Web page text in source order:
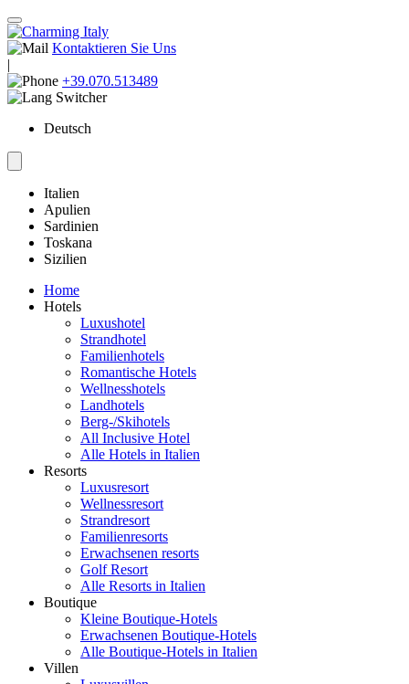
Kontaktieren Sie Uns
|
+39.070.513489
Deutsch
Italien
Apulien
Sardinien
Toskana
Sizilien
Home
Hotels
Luxushotel
Strandhotel
Familienhotels
Romantische Hotels
Wellnesshotels
Landhotels
Berg-/Skihotels
All Inclusive Hotel
Alle Hotels in Italien
Resorts
Luxusresort
Wellnessresort
Strandresort
Familienresorts
Erwachsenen resorts
Golf Resort
Alle Resorts in Italien
Boutique
Kleine Boutique-Hotels
Erwachsenen Boutique-Hotels
Alle Boutique-Hotels in Italien
Villen